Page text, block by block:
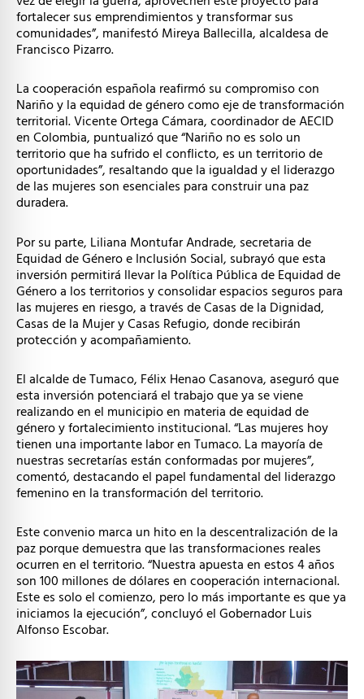
fortalecer sus emprendimientos y transformar sus
comunidades”, manifestó Mireya Ballecilla, alcaldesa de
Francisco Pizarro.
La cooperación española reafirmó su compromiso con
Nariño y la equidad de género como eje de transformación
territorial. Vicente Ortega Cámara, coordinador de AECID
en Colombia, puntualizó que “Nariño no es solo un
territorio que ha sufrido el conflicto, es un territorio de
oportunidades”, resaltando que la igualdad y el liderazgo
de las mujeres son esenciales para construir una paz
duradera.
Por su parte, Liliana Montufar Andrade, secretaria de
Equidad de Género e Inclusión Social, subrayó que esta
inversión permitirá llevar la Política Pública de Equidad de
Género a los territorios y consolidar espacios seguros para
las mujeres en riesgo, a través de Casas de la Dignidad,
Casas de la Mujer y Casas Refugio, donde recibirán
protección y acompañamiento.
El alcalde de Tumaco, Félix Henao Casanova, aseguró que
esta inversión potenciará el trabajo que ya se viene
realizando en el municipio en materia de equidad de
género y fortalecimiento institucional. “Las mujeres hoy
tienen una importante labor en Tumaco. La mayoría de
nuestras secretarías están conformadas por mujeres”,
comentó, destacando el papel fundamental del liderazgo
femenino en la transformación del territorio.
Este convenio marca un hito en la descentralización de la
paz porque demuestra que las transformaciones reales
ocurren en el territorio. “Nuestra apuesta en estos 4 años
son 100 millones de dólares en cooperación internacional.
Este es solo el comienzo, pero lo más importante es que ya
iniciamos la ejecución”, concluyó el Gobernador Luis
Alfonso Escobar.